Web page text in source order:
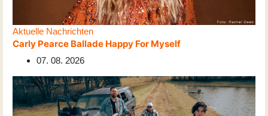
Aktuelle Nachrichten
Carly Pearce Ballade Happy For Myself
07. 08. 2026